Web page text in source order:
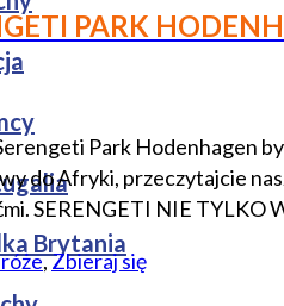
Brytania
PARK
Park Hodenhagen
do Afryki, przeczytajcie
SERENGETI NIE TYLKO
,Zbieraj się